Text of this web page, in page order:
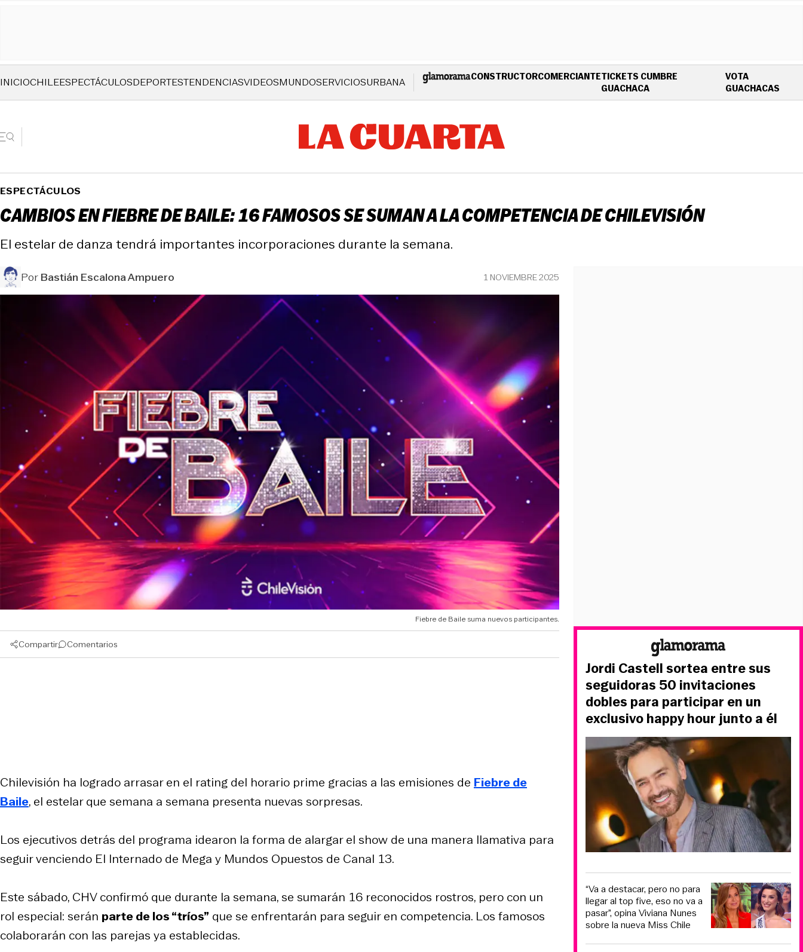
INICIOCHILEESPECTÁCULOSDEPORTESTENDENCIASVIDEOSMUNDOSERVICIOSURBANA CONSTRUCTORCOMERCIANTETICKETS CUMBRE
GUACHACAOPENS IN NEW WINDOW
VOTA
GUACHACAS
ESPECTÁCULOS
CAMBIOS EN FIEBRE DE BAILE: 16 FAMOSOS SE SUMAN A LA COMPETENCIA DE CHILEVISIÓN
El estelar de danza tendrá importantes incorporaciones durante la semana.
PorBastián Escalona Ampuero 1 NOVIEMBRE 2025
Fiebre de Baile suma nuevos participantes.
Compartir Comentarios
Chilevisión ha logrado arrasar en el rating del horario prime gracias a las emisiones de Fiebre de
Baile, el estelar que semana a semana presenta nuevas sorpresas.
Los ejecutivos detrás del programa idearon la forma de alargar el show de una manera llamativa para
seguir venciendo El Internado de Mega y Mundos Opuestos de Canal 13.
Este sábado, CHV confirmó que durante la semana, se sumarán 16 reconocidos rostros, pero con un
rol especial: serán parte de los “tríos” que se enfrentarán para seguir en competencia. Los famosos
colaborarán con las parejas ya establecidas.
Jordi Castell sortea entre sus
seguidoras 50 invitaciones
dobles para participar en un
exclusivo happy hour junto a él
“Va a destacar, pero no para
llegar al top five, eso no va a
pasar”, opina Viviana Nunes
sobre la nueva Miss Chile